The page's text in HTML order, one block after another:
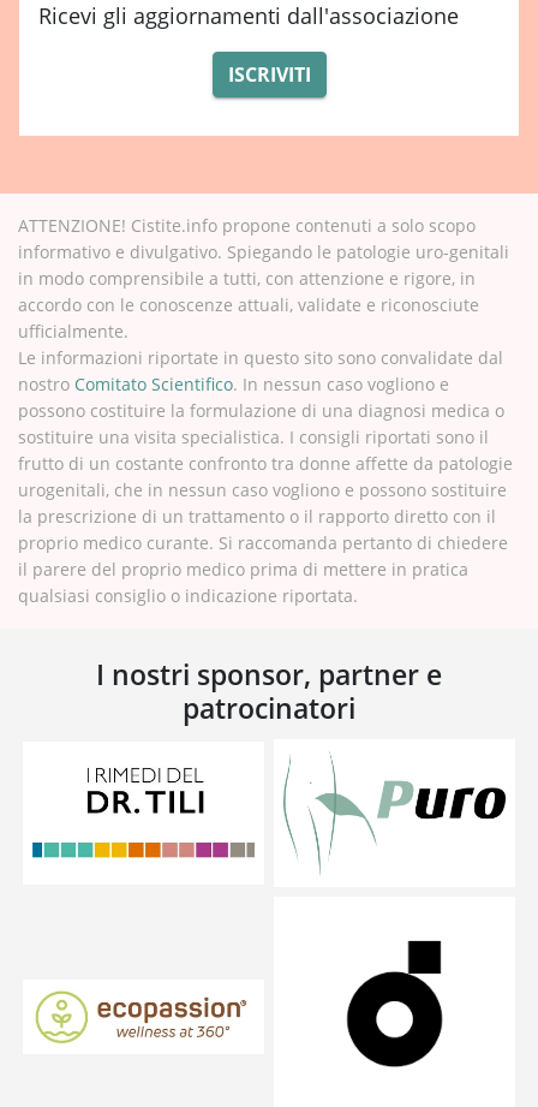
Ricevi gli aggiornamenti dall'associazione
ISCRIVITI
ATTENZIONE! Cistite.info propone contenuti a solo scopo
informativo e divulgativo. Spiegando le patologie uro-genitali
in modo comprensibile a tutti, con attenzione e rigore, in
accordo con le conoscenze attuali, validate e riconosciute
ufficialmente.
Le informazioni riportate in questo sito sono convalidate dal
nostro Comitato Scientifico. In nessun caso vogliono e
possono costituire la formulazione di una diagnosi medica o
sostituire una visita specialistica. I consigli riportati sono il
frutto di un costante confronto tra donne affette da patologie
urogenitali, che in nessun caso vogliono e possono sostituire
la prescrizione di un trattamento o il rapporto diretto con il
proprio medico curante. Si raccomanda pertanto di chiedere
il parere del proprio medico prima di mettere in pratica
qualsiasi consiglio o indicazione riportata.
I nostri sponsor, partner e
patrocinatori